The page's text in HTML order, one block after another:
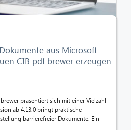
aus Microsoft
CIB pdf brewer erzeugen
präsentiert sich mit einer Vielzahl
ab 4.13.0 bringt praktische
barrierefreier Dokumente. Ein